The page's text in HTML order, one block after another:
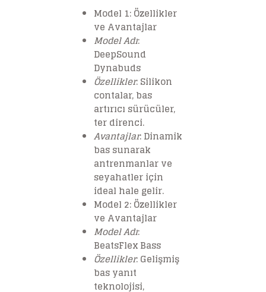
Model 1: Özellikler
ve Avantajlar
Model Adı:
DeepSound
Dynabuds
Özellikler: Silikon
contalar, bas
artırıcı sürücüler,
ter direnci.
Avantajlar: Dinamik
bas sunarak
antrenmanlar ve
seyahatler için
ideal hale gelir.
Model 2: Özellikler
ve Avantajlar
Model Adı:
BeatsFlex Bass
Özellikler: Gelişmiş
bas yanıt
teknolojisi,